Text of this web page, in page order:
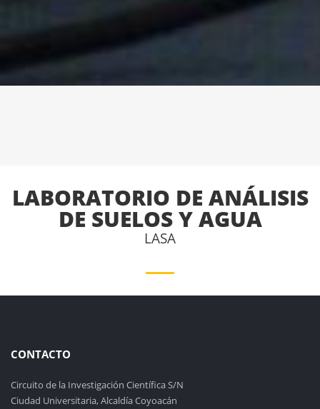
LABORATORIO DE ANÁLISIS
DE SUELOS Y AGUA
LASA
CONTACTO
Circuito de la Investigación Científica S/N
Ciudad Universitaria, Alcaldía Coyoacán